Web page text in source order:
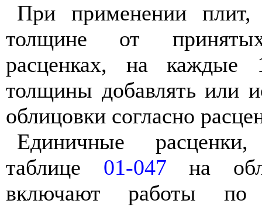
При применении
толщине от
расценках, на каждые
толщины добавлять или
облицовки согласно
Единичные
таблице 01-047 на
включают работы по